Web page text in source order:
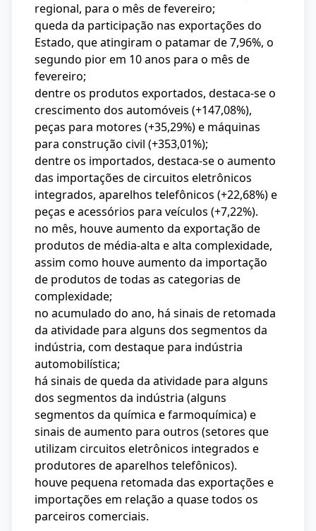
regional, para o mês de fevereiro;
queda da participação nas exportações do
Estado, que atingiram o patamar de 7,96%, o
segundo pior em 10 anos para o mês de
fevereiro;
dentre os produtos exportados, destaca-se o
crescimento dos automóveis (+147,08%),
peças para motores (+35,29%) e máquinas
para construção civil (+353,01%);
dentre os importados, destaca-se o aumento
das importações de circuitos eletrônicos
integrados, aparelhos telefônicos (+22,68%) e
peças e acessórios para veículos (+7,22%).
no mês, houve aumento da exportação de
produtos de média-alta e alta complexidade,
assim como houve aumento da importação
de produtos de todas as categorias de
complexidade;
no acumulado do ano, há sinais de retomada
da atividade para alguns dos segmentos da
indústria, com destaque para indústria
automobilística;
há sinais de queda da atividade para alguns
dos segmentos da indústria (alguns
segmentos da química e farmoquímica) e
sinais de aumento para outros (setores que
utilizam circuitos eletrônicos integrados e
produtores de aparelhos telefônicos).
houve pequena retomada das exportações e
importações em relação a quase todos os
parceiros comerciais.